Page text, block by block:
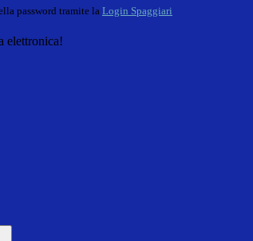
password tramite la Login Spaggiari
elettronica!